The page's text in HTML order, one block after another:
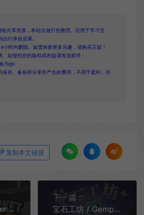
共享资源，本站仅做打包整理。仅用于学习交
行承担后果。
小时内删除。如需体验更多乐趣，请购买正版！
如侵犯您的版权或利益请发送邮件：
为@)
保存、备份和分享所产生的费用，不用于盈利，亦
复制本文链接
混乱超市 / Supermarket Chaos 治愈整理模拟游戏
下一篇：
宝石工坊 / Gemporium 休闲采矿经营模拟游戏